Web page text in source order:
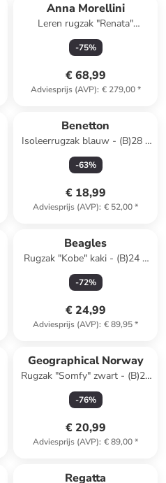
Anna Morellini
Leren rugzak "Renata"
antraciet - (B)24,5 x (H)30 x
(D)7 cm
-75%
€ 68,99
Adviesprijs (AVP): € 279,00*
Benetton
Isoleerrugzak blauw - (B)28 x
(H)36 x (D)22 cm
-63%
€ 18,99
Adviesprijs (AVP): € 52,00*
Beagles
Rugzak "Kobe" kaki - (B)24 x
(H)59 x (D)13 cm
-72%
€ 24,99
Adviesprijs (AVP): € 89,95*
Geographical Norway
Rugzak "Somfy" zwart - (B)29
x (H)36 x (D)13 cm
-76%
€ 20,99
Adviesprijs (AVP): € 89,00*
Regatta